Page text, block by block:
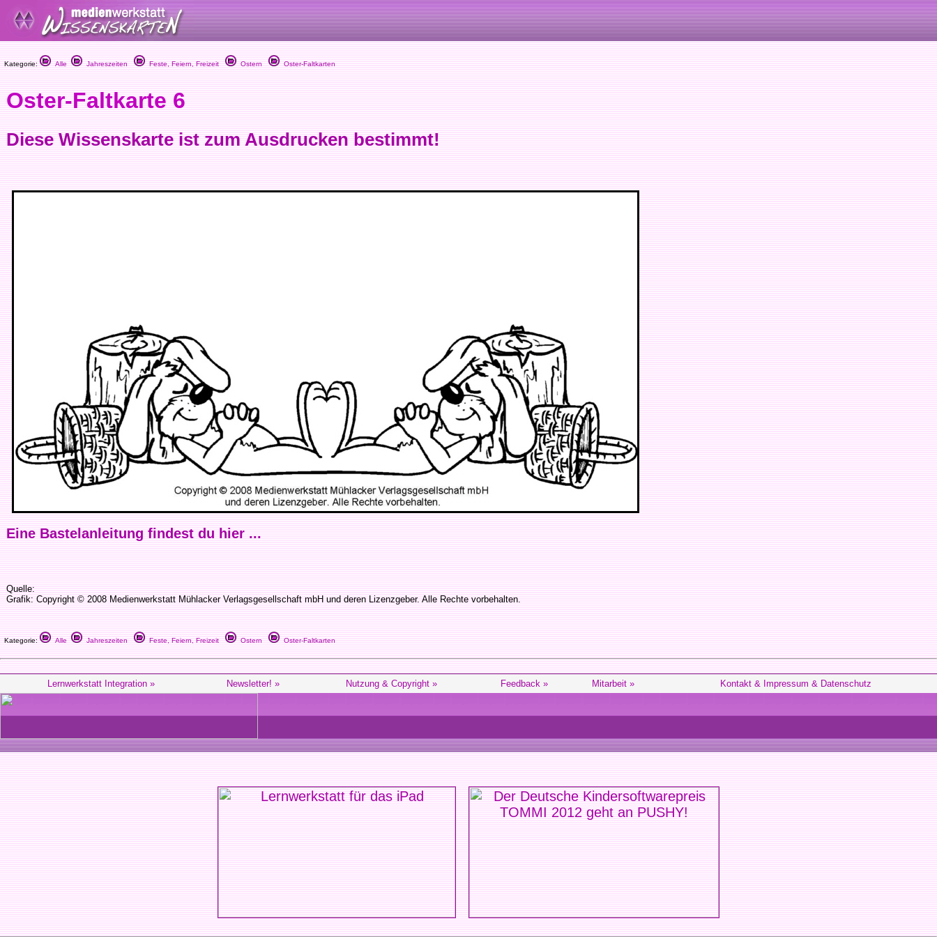
Kategorie: Alle Jahreszeiten Feste, Feiern, Freizeit Ostern Oster-Faltkarten
Oster-Faltkarte 6
Diese Wissenskarte ist zum Ausdrucken bestimmt!
Eine Bastelanleitung findest du hier ...
Quelle:
Grafik: Copyright © 2008 Medienwerkstatt Mühlacker Verlagsgesellschaft mbH und deren Lizenzgeber. Alle Rechte vorbehalten.
Kategorie: Alle Jahreszeiten Feste, Feiern, Freizeit Ostern Oster-Faltkarten
Lernwerkstatt Integration » Newsletter! » Nutzung & Copyright » Feedback » Mitarbeit » Kontakt & Impressum & Datenschutz